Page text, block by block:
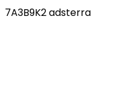
7A3B9K2 adsterra